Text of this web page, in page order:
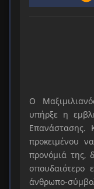
Ο
υπήρξε η
Επανάστασης.
προκειμένου
προνόμιά της,
σπουδαιότερο
άνθρωπο-